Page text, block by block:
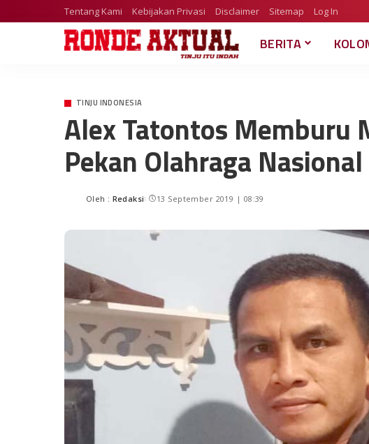
Tentang Kami Kebijakan Privasi Disclaimer Sitemap Log In
BERITA
TINJU INDONESIA
Alex Tatontos Memburu
Pekan Olahraga Nasional
Oleh : Redaksi 13 September 2019 | 08:39